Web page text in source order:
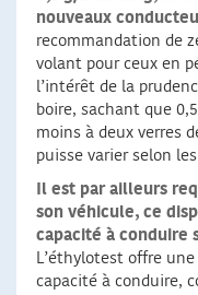
nouveaux
recommandation de
volant pour ceux en
l’intérêt de la
boire, sachant que
moins à deux verres
puisse varier selon
Il est par ailleurs
son véhicule, ce
capacité à conduire
L’éthylotest offre
capacité à conduire,